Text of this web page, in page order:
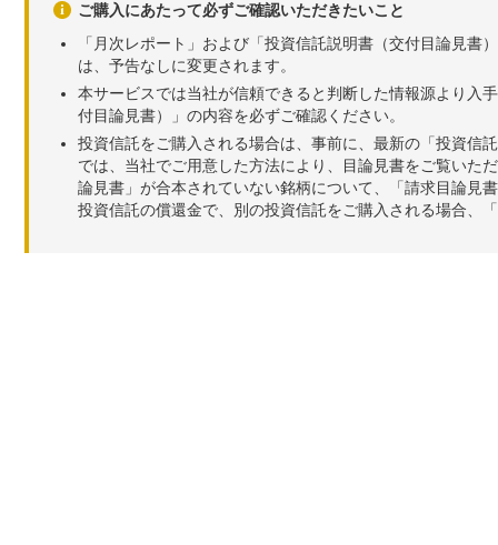
ご購入にあたって必ずご確認いただきたいこと
「月次レポート」および「投資信託説明書（交付目論見
は、予告なしに変更されます。
本サービスでは当社が信頼できると判断した情報源より入
付目論見書）」の内容を必ずご確認ください。
投資信託をご購入される場合は、事前に、最新の「投資信
では、当社でご用意した方法により、目論見書をご覧いた
論見書」が合本されていない銘柄について、「請求目論見
投資信託の償還金で、別の投資信託をご購入される場合、